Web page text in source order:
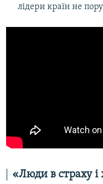
лідери країн не
«Люди в страху і